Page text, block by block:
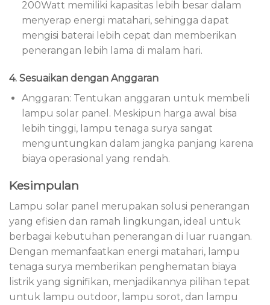
200Watt memiliki kapasitas lebih besar dalam
menyerap energi matahari, sehingga dapat
mengisi baterai lebih cepat dan memberikan
penerangan lebih lama di malam hari.
4. Sesuaikan dengan Anggaran
Anggaran: Tentukan anggaran untuk membeli
lampu solar panel. Meskipun harga awal bisa
lebih tinggi, lampu tenaga surya sangat
menguntungkan dalam jangka panjang karena
biaya operasional yang rendah.
Kesimpulan
Lampu solar panel merupakan solusi penerangan
yang efisien dan ramah lingkungan, ideal untuk
berbagai kebutuhan penerangan di luar ruangan.
Dengan memanfaatkan energi matahari, lampu
tenaga surya memberikan penghematan biaya
listrik yang signifikan, menjadikannya pilihan tepat
untuk lampu outdoor, lampu sorot, dan lampu